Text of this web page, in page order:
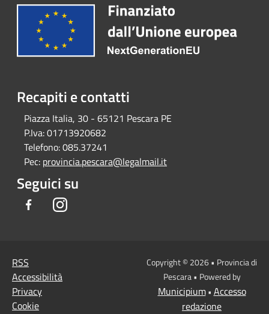
Recapiti e contatti
Piazza Italia, 30 - 65121 Pescara PE
P.Iva:01713920682
Telefono:085.37241
Pec: provincia.pescara@legalmail.it
Seguici su
FacebookInstagram
RSS
Accessibilità
Privacy
Cookie
Copyright © 2026 • Provincia di
Pescara • Powered by
Municipium• Accesso
redazione